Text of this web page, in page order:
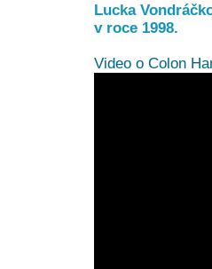
Lucka
v roce 1998.
Video o Colon